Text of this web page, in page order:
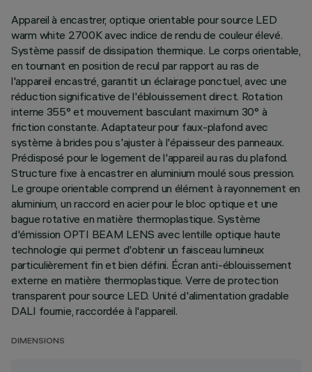
Appareil à encastrer, optique orientable pour source LED
warm white 2700K avec indice de rendu de couleur élevé.
Système passif de dissipation thermique. Le corps orientable,
en tournant en position de recul par rapport au ras de
l'appareil encastré, garantit un éclairage ponctuel, avec une
réduction significative de l'éblouissement direct. Rotation
interne 355° et mouvement basculant maximum 30° à
friction constante. Adaptateur pour faux-plafond avec
système à brides pou s'ajuster à l'épaisseur des panneaux.
Prédisposé pour le logement de l'appareil au ras du plafond.
Structure fixe à encastrer en aluminium moulé sous pression.
Le groupe orientable comprend un élément à rayonnement en
aluminium, un raccord en acier pour le bloc optique et une
bague rotative en matière thermoplastique. Système
d'émission OPTI BEAM LENS avec lentille optique haute
technologie qui permet d'obtenir un faisceau lumineux
particulièrement fin et bien défini. Écran anti-éblouissement
externe en matière thermoplastique. Verre de protection
transparent pour source LED. Unité d'alimentation gradable
DALI fournie, raccordée à l'appareil.
DIMENSIONS